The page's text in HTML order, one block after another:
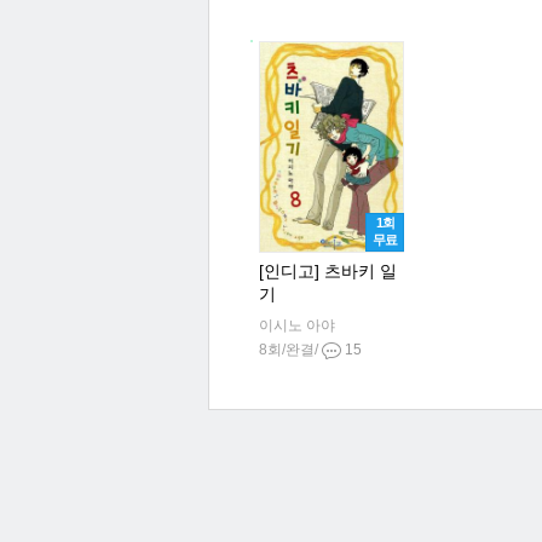
1회
무료
[인디고] 츠바키 일
기
이시노 아야
8회/완결/
15